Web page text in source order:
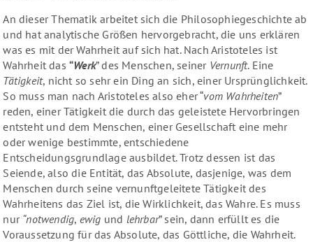
An dieser Thematik arbeitet sich die Philosophiegeschichte ab
und hat analytische Größen hervorgebracht, die uns erklären
was es mit der Wahrheit auf sich hat. Nach Aristoteles ist
Wahrheit das“Werk” des Menschen, seiner Vernunft. Eine
Tätigkeit, nicht so sehr ein Ding an sich, einer Ursprünglichkeit.
So muss man nach Aristoteles also eher “vom Wahrheiten”
reden, einer Tätigkeit die durch das geleistete Hervorbringen
entsteht und dem Menschen, einer Gesellschaft eine mehr
oder wenige bestimmte, entschiedene
Entscheidungsgrundlage ausbildet. Trotz dessen ist das
Seiende, also die Entität, das Absolute, dasjenige, was dem
Menschen durch seine vernunftgeleitete Tätigkeit des
Wahrheitens das Ziel ist, die Wirklichkeit, das Wahre. Es muss
nur “notwendig, ewig und lehrbar” sein, dann erfüllt es die
Voraussetzung für das Absolute, das Göttliche, die Wahrheit.